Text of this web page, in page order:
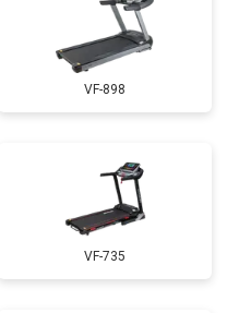
VF-898
VF-735